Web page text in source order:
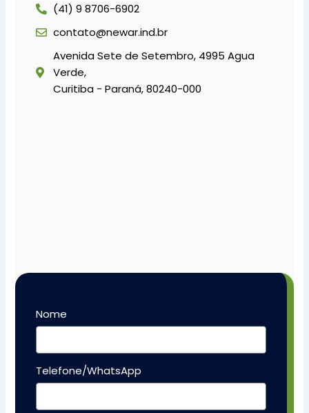
(41) 9 8706-6902
contato@newar.ind.br
Avenida Sete de Setembro, 4995 Agua
Verde,
Curitiba - Paraná, 80240-000
Nome
Telefone/WhatsApp